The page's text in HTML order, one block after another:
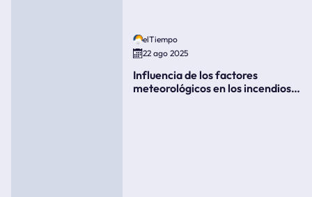
elTiempo
22 ago 2025
Influencia de los factores
meteorológicos en los incendios